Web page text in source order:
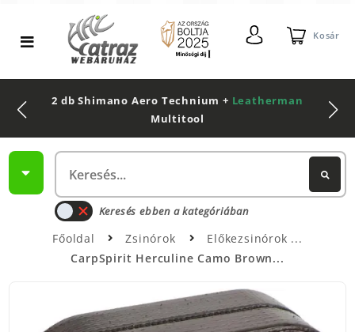
Kosár
2 db Shimano Aero Technium + Leatherman
Multitool
Keresés ebben a kategóriában
Főoldal Zsinórok
Előkezsinórok
CarpSpirit Herculine Camo Brown...